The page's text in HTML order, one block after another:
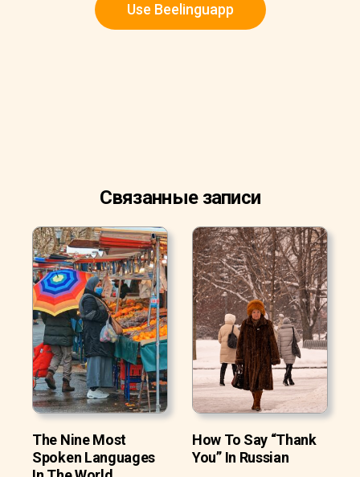
Use Beelinguapp
Связанные записи
The Nine Most
Spoken Languages
How To Say “Thank
You” In Russian